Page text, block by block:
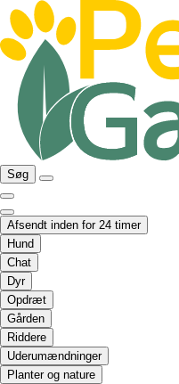
Søg
Afsendt inden for 24 timer
Hund
Chat
Dyr
Opdræt
Gården
Riddere
Uderumændninger
Planter og nature